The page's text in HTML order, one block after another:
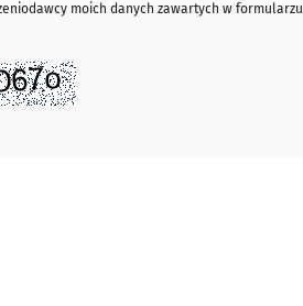
moich danych zawartych w